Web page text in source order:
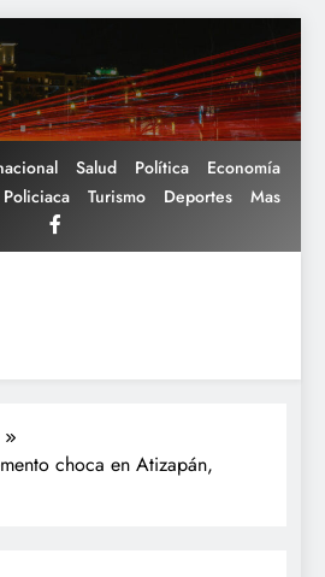
Salud Política
Economía
Policiaca
Turismo Deportes Mas
choca en Atizapán,